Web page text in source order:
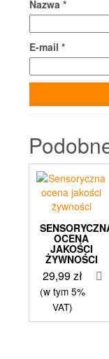
Nazwa *
E-mail *
OCENA
JAKOŚCI
ŻYWNOŚCI
29,99zł
(w tym 5%
VAT)